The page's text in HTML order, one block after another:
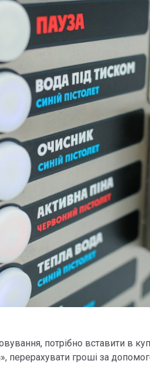
потрібно вставити в
перерахувати гроші за